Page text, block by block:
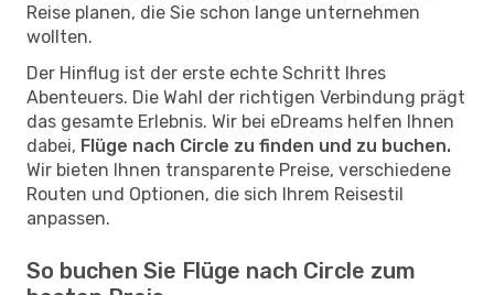
Reise planen, die Sie schon lange unternehmen
wollten.
Der Hinflug ist der erste echte Schritt Ihres
Abenteuers. Die Wahl der richtigen Verbindung prägt
das gesamte Erlebnis. Wir bei eDreams helfen Ihnen
dabei, Flüge nach Circle zu finden und zu buchen.
Wir bieten Ihnen transparente Preise, verschiedene
Routen und Optionen, die sich Ihrem Reisestil
anpassen.
So buchen Sie Flüge nach Circle zum